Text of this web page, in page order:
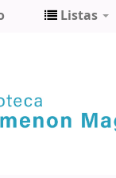
Listas